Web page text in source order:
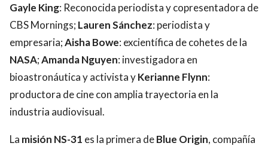
Gayle King: Reconocida periodista y copresentadora de
CBS Mornings; Lauren Sánchez: periodista y
empresaria;Aisha Bowe: excientífica de cohetes de la
NASA;Amanda Nguyen: investigadora en
bioastronáutica y activista yKerianne Flynn:
productora de cine con amplia trayectoria en la
industria audiovisual.
La misión NS-31 es la primera deBlue Origin, compañía